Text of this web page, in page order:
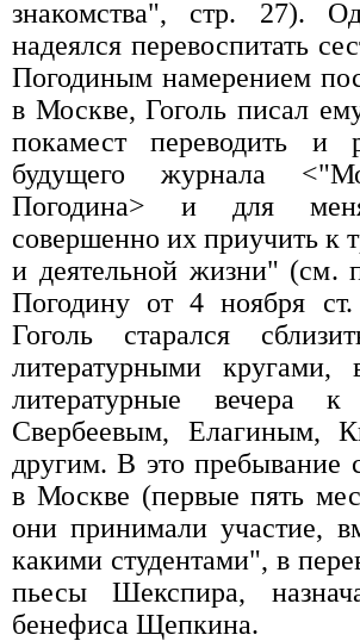
знакомства", стр. 27).
надеялся перевоспитать
Погодиным намерением
в Москве, Гоголь писал
покамест переводить и
будущего журнала
Погодина> и для
совершенно их приучить к
и деятельной жизни"
Погодину от 4 ноября
Гоголь старался
литературными кругами,
литературные вечера к
Свербеевым, Елагиным,
другим. В это пребывание
в Москве (первые пять
они принимали участие,
какими студентами", в
пьесы Шекспира,
бенефиса Щепкина.